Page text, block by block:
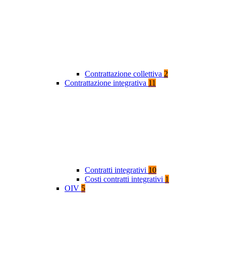
Contrattazione collettiva 2
Contrattazione integrativa 11
Contratti integrativi 10
Costi contratti integrativi 1
OIV 5